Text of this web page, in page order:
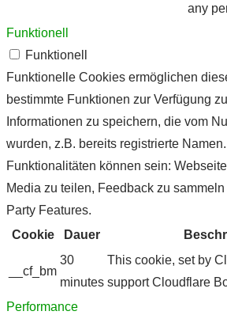
any
Funktionell
Funktionell
Funktionelle Cookies ermöglichen
bestimmte Funktionen zur Verfügung
Informationen zu speichern, die vom
wurden, z.B. bereits registrierte
Funktionalitäten können sein:
Media zu teilen, Feedback zu
Party Features.
Cookie
Dauer
__cf_bm
30
minutes
This cookie, set by
support Cloudflare
Performance